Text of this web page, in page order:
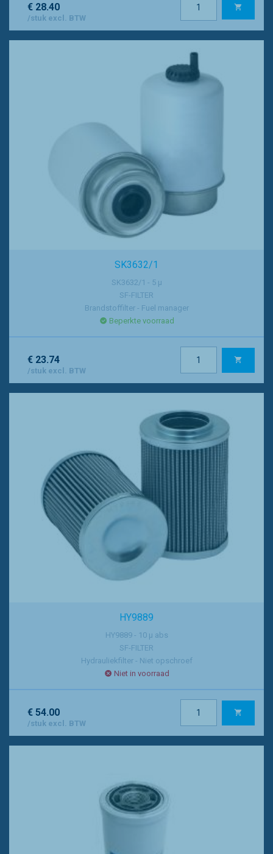
€ 28.40
/stuk excl. BTW
SK3632/1
SK3632/1 - 5 µ
SF-FILTER
Brandstoffilter - Fuel manager
Beperkte voorraad
€ 23.74
/stuk excl. BTW
HY9889
HY9889 - 10 µ abs
SF-FILTER
Hydrauliekfilter - Niet opschroef
Niet in voorraad
€ 54.00
/stuk excl. BTW